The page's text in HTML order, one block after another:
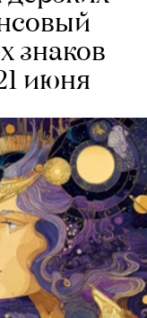
знаков
июня